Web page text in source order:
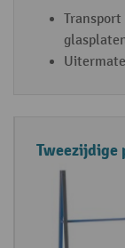
Tweezijdige